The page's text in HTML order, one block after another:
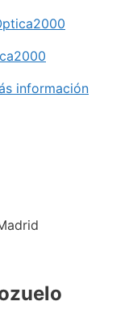
información